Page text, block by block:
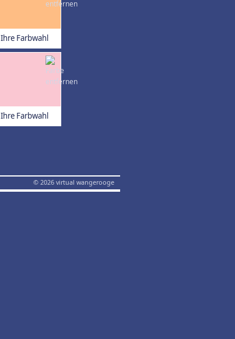
Ihre Farbwahl
Ihre Farbwahl
© 2026 virtual wangerooge